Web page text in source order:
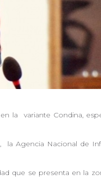
la
variante Condina,
la Agencia Nacional de
que se presenta en la